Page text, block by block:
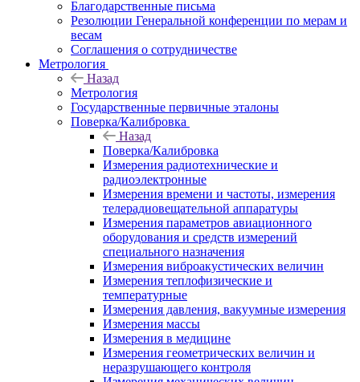
Благодарственные письма
Резолюции Генеральной конференции по мерам и
весам
Соглашения о сотрудничестве
Метрология
Назад
Метрология
Государственные первичные эталоны
Поверка/Калибровка
Назад
Поверка/Калибровка
Измерения радиотехнические и
радиоэлектронные
Измерения времени и частоты, измерения
телерадиовещательной аппаратуры
Измерения параметров авиационного
оборудования и средств измерений
специального назначения
Измерения виброакустических величин
Измерения теплофизические и
температурные
Измерения давления, вакуумные измерения
Измерения массы
Измерения в медицине
Измерения геометрических величин и
неразрушающего контроля